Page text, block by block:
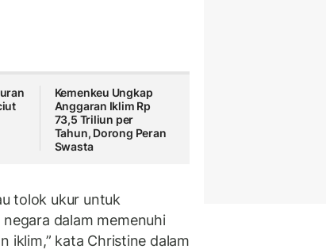
Kemenkeu Ungkap
Anggaran Iklim Rp
73,5 Triliun per
Tahun, Dorong Peran
Swasta
tolok ukur untuk
dalam memenuhi
iklim,” kata Christine dalam